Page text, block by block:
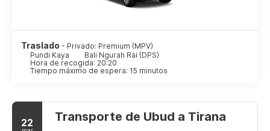
Traslado - Privado: Premium (MPV)
Pundi Kaya
Bali Ngurah Rai (DPS)
Hora de recogida: 20:20
Tiempo máximo de espera: 15 minutos
22 Transporte de Ubud a Tirana